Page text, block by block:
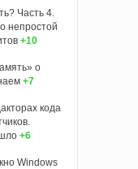
Часть 4.
непростой
+10
о
+7
кода
+6
Windows